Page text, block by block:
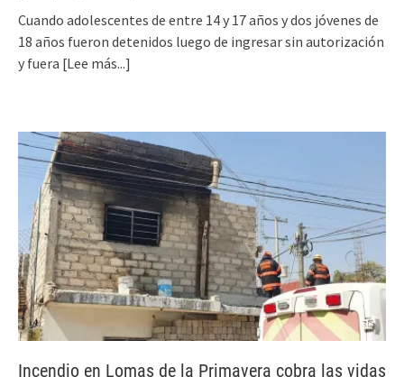
Cuando adolescentes de entre 14 y 17 años y dos jóvenes de
18 años fueron detenidos luego de ingresar sin autorización
y fuera [Lee más...]
Incendio en Lomas de la Primavera cobra las vidas